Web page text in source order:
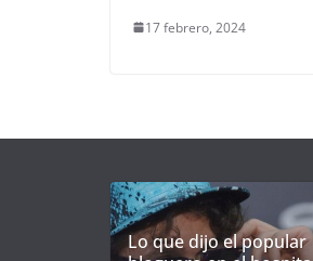
17 febrero, 2024
Lo que dijo el popular